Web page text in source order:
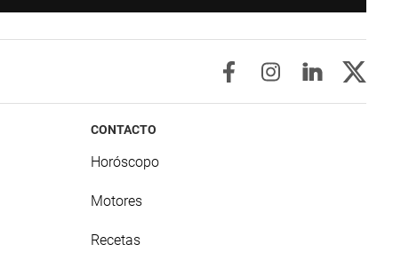
CONTACTO
Horóscopo
Motores
Recetas